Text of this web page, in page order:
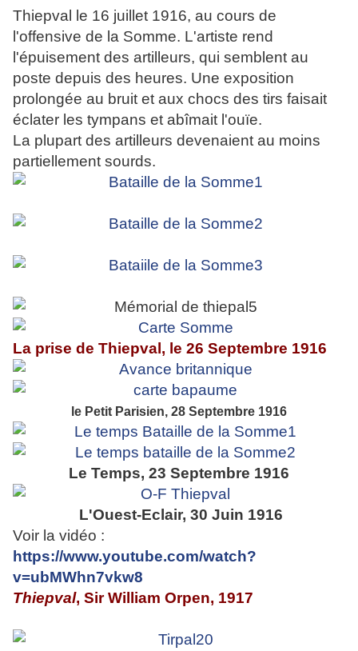
Thiepval le 16 juillet 1916, au cours de
l'offensive de la Somme. L'artiste rend
l'épuisement des artilleurs, qui semblent au
poste depuis des heures. Une exposition
prolongée au bruit et aux chocs des tirs faisait
éclater les tympans et abîmait l'ouïe.
La plupart des artilleurs devenaient au moins
partiellement sourds.
La prise de Thiepval, le 26 Septembre 1916
le Petit Parisien, 28 Septembre 1916
Le Temps, 23 Septembre 1916
L'Ouest-Eclair, 30 Juin 1916
Voir la vidéo :
https://www.youtube.com/watch?
v=ubMWhn7vkw8
Thiepval, Sir William Orpen, 1917